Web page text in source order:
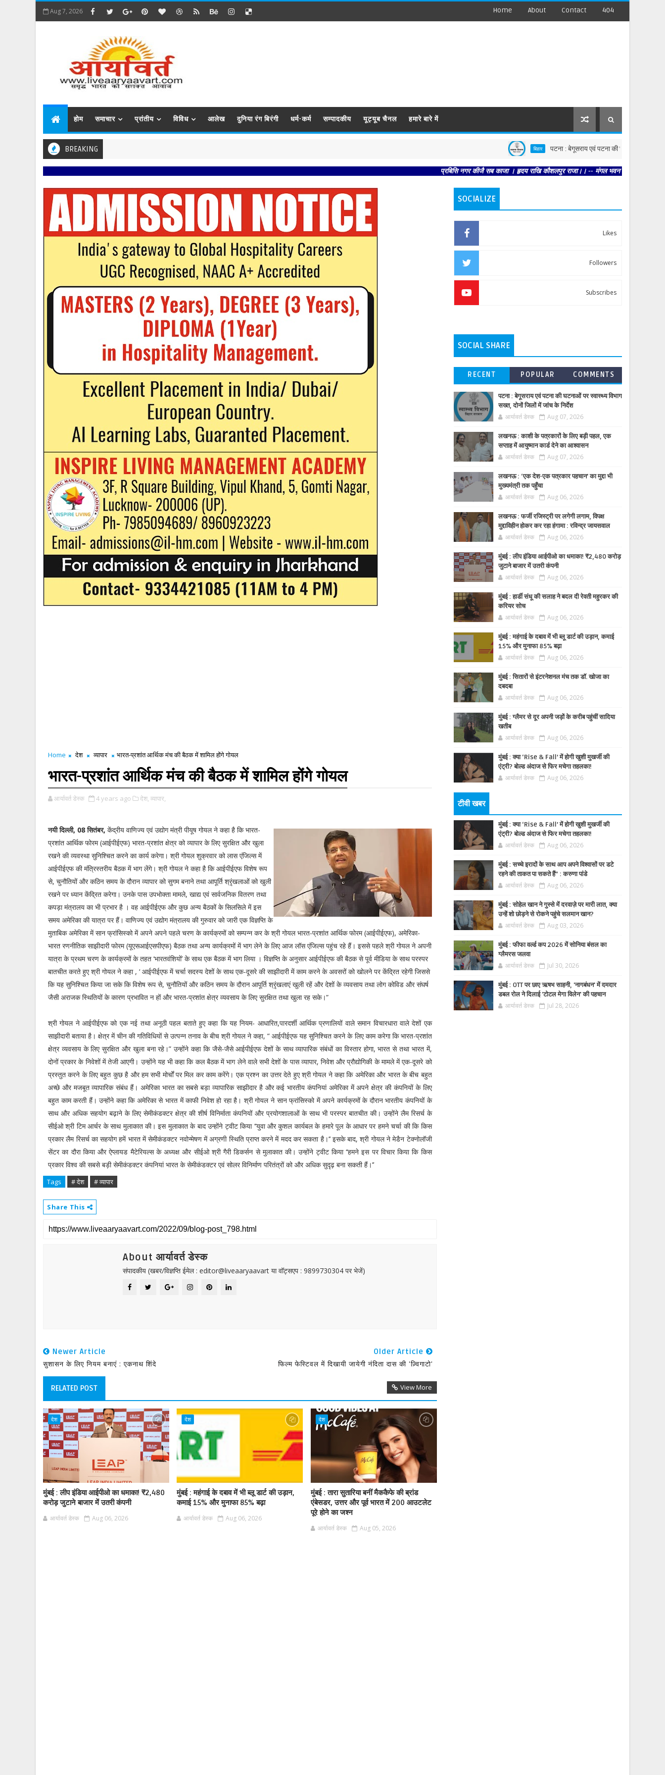
Aug 7, 2026 Home About Contact 404
होम समाचार प्रांतीय विविध आलेख दुनिया रंग बिरंगी धर्म-कर्म सम्पादकीय यूट्यूब चैनल हमारे बारे में
BREAKING बिहार पटना : बेगूसराय एवं पटना की घटनाओं पर स्वास्थ्य विभाग
प्रबिसि नगर कीजै सब काजा । हृदय राखि कौशलपुर राजा।। -- मंगल भवन अमंगल हारी। द्रवहु
Home देश व्यापार भारत-प्रशांत आर्थिक मंच की बैठक में शामिल होंगे गोयल
भारत-प्रशांत आर्थिक मंच की बैठक में शामिल होंगे गोयल
आर्यावर्त डेस्क 4 years ago देश, व्यापार,
नयी दिल्ली, 08 सितंबर, केंद्रीय वाणिज्य एवं उद्योग मंत्री पीयूष गोयल ने कहा है कि भारत-
प्रशांत आर्थिक फोरम (आईपीईएफ) भारत-प्रशांत क्षेत्र को व्यापार के लिए सुरक्षित और खुला
रखने की व्यवस्था सुनिश्चित करने का कार्य करेगा। श्री गोयल शुक्रवार को लास एंजिल्स में
आईपीईएफ की मंत्रिस्तरीय बैठक में भाग लेंगे। श्री गोयल ने कहा है कि आईपीईएफ विशेष रूप
से, चुनौतियों और कठिन समय के दौरान व्यापार को सुगम बनाने तथा आपूर्ति श्रृंखलाओं को खुली
रखने पर ध्यान केंद्रित करेगा। उनके पास उपभोक्ता मामले, खाद्य एवं सार्वजनिक वितरण तथा
कपड़ा मंत्रालय का भी प्रभार है । वह आईपीईएफ और कुछ अन्य बैठकों के सिलसिले में इस
समय अमेरिका की यात्रा पर हैं। वाणिज्य एवं उद्योग मंत्रालय की गुरुवार को जारी एक विज्ञप्ति के
मुताबिक अमेरिका में सान फ्रांसिस्को में अपने अपने पहले चरण के कार्यक्रमों को सम्पन्न कर के श्री गोयल भारत-प्रशांत आर्थिक फोरम (आईपीईएफ), अमेरिका-
भारत रणनीतिक साझीदारी फोरम (यूएसआईएसपीएफ) बैठक तथा अन्य कार्यक्रमों में भाग लेने के लिए आज लॉस एंजिल्स पहुंच रहे हैं। इससे पहले श्री गोयल ने अपनी
यात्रा के प्रथम चरण के कार्यक्रमों के तहत ‘भारतवंशियों’ के साथ एक बैठक में भाग लिया । विज्ञप्ति के अनुसार आईपीईएफ की बैठक से पूर्व मीडिया के साथ परस्पर
बातचीत करते हुए श्री गोयल ने कहा , ‘ आईपीईएफ में चर्चा सदस्य देशों के साथ एक-दूसरे की साझीदारी में काम करने के अवसरों को खोलने पर केंद्रित रहेगी जिससे
कि यह सुनिश्चित किया जा सके कि विशेष रूप से, चुनौतियों और कठिन समय के दौरान आपूर्ति श्रृंखलाएं खुली रहें और देशों के व्यवसाय तथा लोग कोविड और संघर्ष
जैसी अराजक स्थितियों के कारण प्रभावित न हों और भारत-प्रशांत क्षेत्र व्यवसाय के लिए सुरक्षित तथा खुला रह सके।”
श्री गोयल ने आईपीईएफ को एक नई तथा अनूठी पहल बताते हुए कहा कि यह नियम- आधारित,पारदर्शी आर्थिक प्रणालियों वाले समान विचारधारा वाले देशों एक
साझीदारी बताया है। क्षेत्र में चीन की गतिविधियों से उत्पन्न तनाव के बीच श्री गोयल ने कहा, “ आईपीईएफ यह सुनिश्चित करने के लिए काम करेगा कि भारत-प्रशांत
क्षेत्र व्यवसाय के लिए सुरक्षित और खुला बना रहे।” उन्होंने कहा कि जैसे-जैसे आईपीईएफ देशों के साथ व्यापारिक संबंधों का विस्तार होगा, भारत से तथा भारत में,
दोनों प्रकार के निवेशों में तेजी आएगी। उन्होंने यह भी कहा कि कल बैठक में भाग लेने वाले सभी देशों के पास व्यापार, निवेश और प्रौद्योगिकी के मामले में एक-दूसरे को
प्रस्तुत करने के लिए बहुत कुछ है और हम सभी मोर्चों पर मिल कर काम करेंगे। एक प्रश्न का उत्तर देते हुए श्री गोयल ने कहा कि अमेरिका और भारत के बीच बहुत
अच्छे और मजबूत व्यापारिक संबंध हैं। अमेरिका भारत का सबसे बड़ा व्यापारिक साझीदार है और कई भारतीय कंपनियां अमेरिका में अपने क्षेत्र की कंपनियों के लिए
बहुत काम करती हैं। उन्होंने कहा कि अमेरिका से भारत में काफी निवेश हो रहा है। श्री गोयल ने सान फ्रांसिस्को में अपने कार्यक्रमों के दौरान भारतीय कंपनियों के
साथ और अधिक सहयोग बढ़ाने के लिए सेमीकंडक्टर क्षेत्र की शीर्ष विनिर्माता कंपनियों और प्रयोगशालाओं के साथ भी परस्पर बातचीत की। उन्होंने लैम रिसर्च के
सीईओ श्री टिम आर्चर के साथ मुलाकात की। इस मुलाकात के बाद उन्होंने ट्वीट किया ‘‘युवा और कुशल कार्यबल के हमारे पूल के आधार पर हमने चर्चा की कि किस
प्रकार लैम रिसर्च का सहयोग हमें भारत में सेमीकंडक्टर नवोन्मेषण में अग्रणी स्थिति प्राप्त करने में मदद कर सकता है।’’ इसके बाद, श्री गोयल ने मेडैन टेक्नोलॉजी
सेंटर का दौरा किया और ऐप्लायड मैटेरियल्स के अध्यक्ष और सीईओ श्री गैरी डिकर्सन से मुलाकात की। उन्होंने ट्वीट किया ‘‘हमने इस पर विचार किया कि किस
प्रकार विश्व की सबसे बड़ी सेमीकंडक्टर कंपनियां भारत के सेमीकंडक्टर एवं सोलर विनिर्माण परितंत्रों को और अधिक सुदृढ़ बना सकती हैं।’’
Tags # देश # व्यापार
Share This
About आर्यावर्त डेस्क
संपादकीय (खबर/विज्ञप्ति ईमेल : editor@liveaaryaavart या वॉट्सएप : 9899730304 पर भेजें)
Newer Article
सुशासन के लिए नियम बनाएं : एकनाथ शिंदे
Older Article
फिल्म फेस्टिवल में दिखायी जायेगी नंदिता दास की 'ज़्विगाटो'
RELATED POST View More
देश
मुंबई : लीप इंडिया आईपीओ का धमाका! ₹2,480
करोड़ जुटाने बाजार में उतरी कंपनी
आर्यावर्त डेस्क Aug 06, 2026
देश
मुंबई : महंगाई के दबाव में भी ब्लू डार्ट की उड़ान,
कमाई 15% और मुनाफा 85% बढ़ा
आर्यावर्त डेस्क Aug 06, 2026
देश
मुंबई : तारा सुतारिया बनीं मैककैफे की ब्रांड
एंबेसडर, उत्तर और पूर्व भारत में 200 आउटलेट
पूरे होने का जश्न
आर्यावर्त डेस्क Aug 05, 2026
SOCIALIZE
Likes
Followers
Subscribes
SOCIAL SHARE
RECENT POPULAR COMMENTS
पटना : बेगूसराय एवं पटना की घटनाओं पर स्वास्थ्य विभाग
सख्त, दोनों जिलों में जांच के निर्देश
आर्यावर्त डेस्क Aug 07, 2026
लखनऊ : काशी के पत्रकारों के लिए बड़ी पहल, एक
सप्ताह में आयुष्मान कार्ड देने का आश्वासन
आर्यावर्त डेस्क Aug 07, 2026
लखनऊ : ‘एक देश-एक पत्रकार पहचान’ का मुद्दा भी
मुख्यमंत्री तक पहुँचा
आर्यावर्त डेस्क Aug 06, 2026
लखनऊ : फर्जी रजिस्ट्री पर लगेगी लगाम, विपक्ष
मुद्दाविहीन होकर कर रहा हंगामा : रविन्द्र जायसवाल
आर्यावर्त डेस्क Aug 06, 2026
मुंबई : लीप इंडिया आईपीओ का धमाका! ₹2,480 करोड़
जुटाने बाजार में उतरी कंपनी
आर्यावर्त डेस्क Aug 06, 2026
मुंबई : हार्डी संधू की सलाह ने बदल दी रेवती महुरकर की
करियर सोच
आर्यावर्त डेस्क Aug 06, 2026
मुंबई : महंगाई के दबाव में भी ब्लू डार्ट की उड़ान, कमाई
15% और मुनाफा 85% बढ़ा
आर्यावर्त डेस्क Aug 06, 2026
मुंबई : सितारों से इंटरनेशनल मंच तक डॉ. खोजा का
दबदबा
आर्यावर्त डेस्क Aug 06, 2026
मुंबई : ग्लैमर से दूर अपनी जड़ों के करीब पहुंचीं सादिया
खतीब
आर्यावर्त डेस्क Aug 06, 2026
मुंबई : क्या ‘Rise & Fall’ में होगी खुशी मुखर्जी की
एंट्री? बोल्ड अंदाज से फिर मचेगा तहलका!
आर्यावर्त डेस्क Aug 06, 2026
टीवी खबर
मुंबई : क्या ‘Rise & Fall’ में होगी खुशी मुखर्जी की
एंट्री? बोल्ड अंदाज से फिर मचेगा तहलका!
आर्यावर्त डेस्क Aug 06, 2026
मुंबई : सच्चे इरादों के साथ आप अपने विश्वासों पर डटे
रहने की ताकत पा सकते हैं” : करुणा पांडे
आर्यावर्त डेस्क Aug 06, 2026
मुंबई : सोहेल खान ने गुस्से में दरवाज़े पर मारी लात, क्या
उन्हें शो छोड़ने से रोकने पहुंचे सलमान खान?
आर्यावर्त डेस्क Aug 03, 2026
मुंबई : फीफा वर्ल्ड कप 2026 में सोनिया बंसल का
ग्लैमरस जलवा
आर्यावर्त डेस्क Jul 30, 2026
मुंबई : OTT पर छाए ऋषभ साहनी, 'नागबंधन' में दमदार
डबल रोल ने दिलाई 'टोटल मेगा विलेन' की पहचान
आर्यावर्त डेस्क Jul 28, 2026